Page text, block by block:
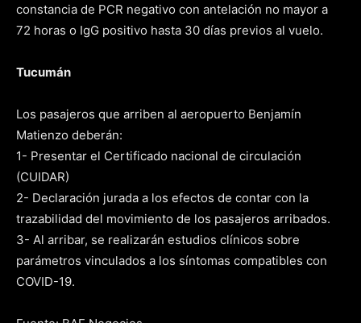
constancia de PCR negativo con antelación no mayor a
72 horas o IgG positivo hasta 30 días previos al vuelo.
Tucumán
Los pasajeros que arriben al aeropuerto Benjamín
Matienzo deberán:
1- Presentar el Certificado nacional de circulación
(CUIDAR)
2- Declaración jurada a los efectos de contar con la
trazabilidad del movimiento de los pasajeros arribados.
3- Al arribar, se realizarán estudios clínicos sobre
parámetros vinculados a los síntomas compatibles con
COVID-19.